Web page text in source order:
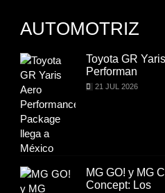
Lala Yomi® y Toy
impulsa
28 JUL 2026
AUTOMOTRIZ
Toyota GR
Performan
21 JUL 2026
MG GO! y MG
Concept: Los